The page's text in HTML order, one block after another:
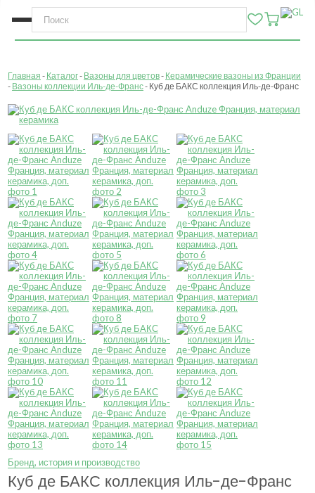
Главная Каталог Вазоны для цветов Керамические вазоны из Франции
Вазоны коллекции Иль-де-Франс Куб де БАКС коллекция Иль-де-Франс
Бренд, история и производство
Куб де БАКС коллекция Иль-де-Франс